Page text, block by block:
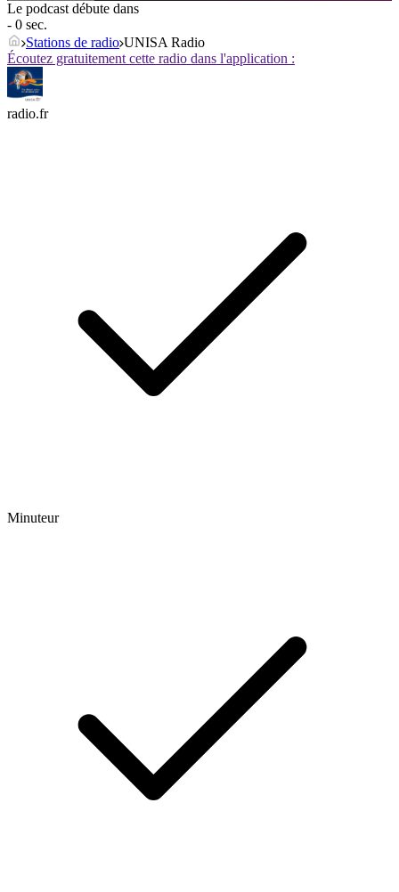
Le podcast débute dans
- 0 sec.
Stations de radio UNISA Radio
Écoutez gratuitement cette radio dans l'application :
radio.fr
Minuteur